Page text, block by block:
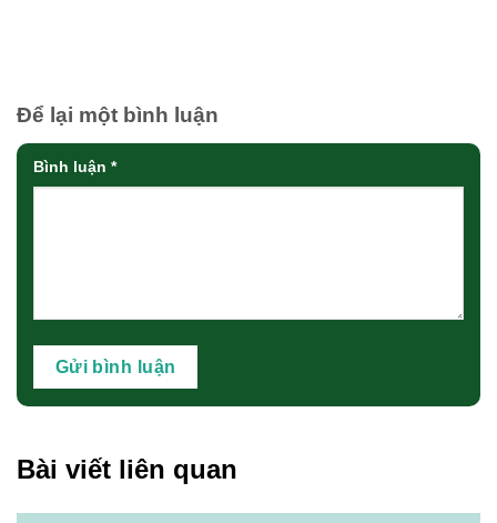
Để lại một bình luận
Bình luận *
Bài viết liên quan